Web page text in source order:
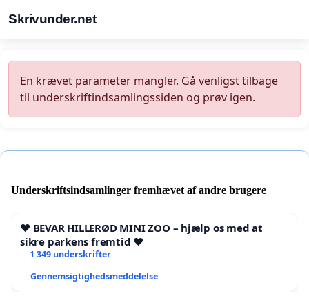
Skrivunder.net
En krævet parameter mangler. Gå venligst tilbage
til underskriftindsamlingssiden og prøv igen.
Underskriftsindsamlinger fremhævet af andre brugere
❤️ BEVAR HILLERØD MINI ZOO – hjælp os med at
sikre parkens fremtid ❤️
1 349 underskrifter
Gennemsigtighedsmeddelelse